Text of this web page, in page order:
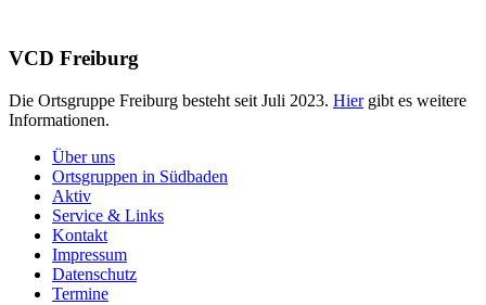
VCD Freiburg
Die Ortsgruppe Freiburg besteht seit Juli 2023. Hiergibt es weitere
Informationen.
Über uns
Ortsgruppen in Südbaden
Aktiv
Service & Links
Kontakt
Impressum
Datenschutz
Termine